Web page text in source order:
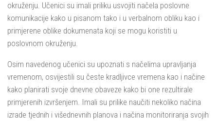
okruženju. Učenici su imali priliku usvojiti načela poslovne
komunikacije kako u pisanom tako i u verbalnom obliku kao i
primjerene oblike dokumenata koji se mogu koristiti u
poslovnom okruženju.
Osim navedenog učenici su upoznati s načelima upravljanja
vremenom, osvijestili su česte kradljivce vremena kao i načine
kako planirati svoje dnevne obaveze kako bi one rezultirale
primjerenih izvršenjem. Imali su prilike naučiti nekoliko načina
izrade tjednih i višednevnih planova i načina monitoriranja svojih